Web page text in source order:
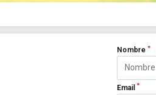
Nombre*
Email*